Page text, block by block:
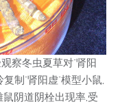
观察冬虫夏草对"肾阳
制"肾阳虚"模型小鼠,
阴道阴栓出现率,受